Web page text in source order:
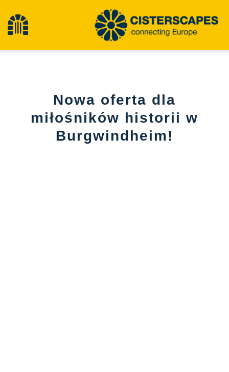
treściPrzełącz
Obiekty dziedzictwa kulturowego
Turystyka piesza
Nowa oferta dla
miłośników historii w
Burgwindheim!